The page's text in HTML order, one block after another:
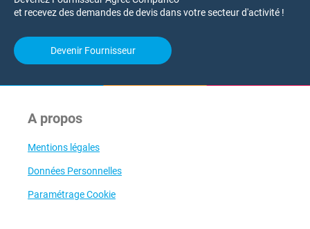
et recevez des demandes de devis dans votre secteur d'activité !
Devenir Fournisseur
A propos
Mentions légales
Données Personnelles
Paramétrage Cookie